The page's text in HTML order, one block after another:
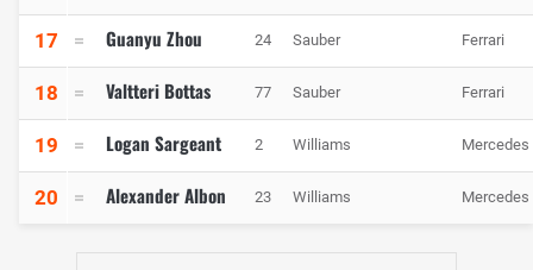
17 Guanyu Zhou 24 Sauber Ferrari
18 Valtteri Bottas 77 Sauber Ferrari
19 Logan Sargeant 2 Williams Mercedes
20 Alexander Albon 23 Williams Mercedes